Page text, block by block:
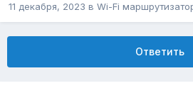
11 декабря, 2023 в Wi-Fi
Ответить